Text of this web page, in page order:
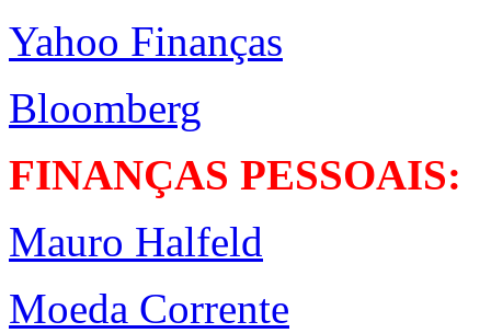
Yahoo Finanças
Bloomberg
FINANÇAS PESSOAIS:
Mauro Halfeld
Moeda Corrente